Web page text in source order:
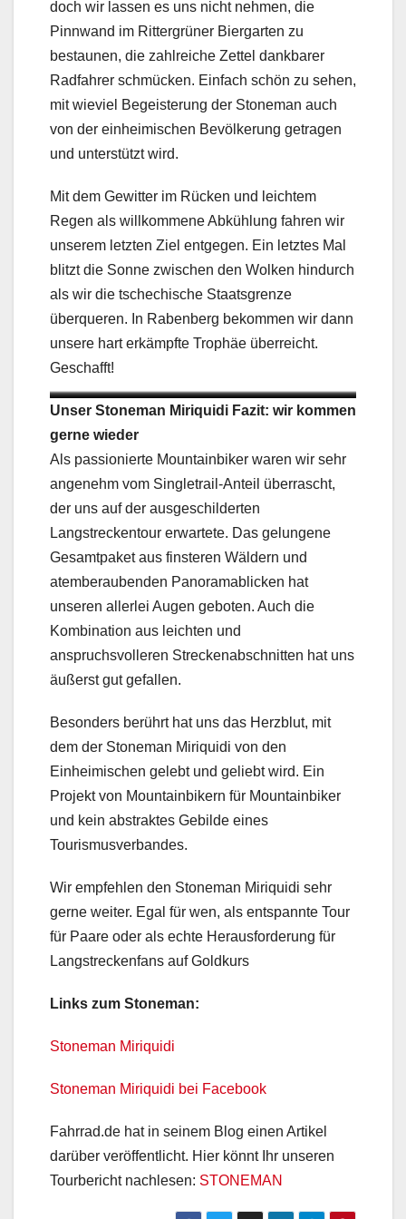
doch wir lassen es uns nicht nehmen, die
Pinnwand im Rittergrüner Biergarten zu
bestaunen, die zahlreiche Zettel dankbarer
Radfahrer schmücken. Einfach schön zu sehen,
mit wieviel Begeisterung der Stoneman auch
von der einheimischen Bevölkerung getragen
und unterstützt wird.
Mit dem Gewitter im Rücken und leichtem
Regen als willkommene Abkühlung fahren wir
unserem letzten Ziel entgegen. Ein letztes Mal
blitzt die Sonne zwischen den Wolken hindurch
als wir die tschechische Staatsgrenze
überqueren. In Rabenberg bekommen wir dann
unsere hart erkämpfte Trophäe überreicht.
Geschafft!
Apfeltankstelle Dankeszettel
Schotterweg Singletrail
Steinamann Stoneman-Logo
Unser Stoneman Miriquidi Fazit: wir kommen
gerne wieder
Als passionierte Mountainbiker waren wir sehr
angenehm vom Singletrail-Anteil überrascht,
der uns auf der ausgeschilderten
Langstreckentour erwartete. Das gelungene
Gesamtpaket aus finsteren Wäldern und
atemberaubenden Panoramablicken hat
unseren allerlei Augen geboten. Auch die
Kombination aus leichten und
anspruchsvolleren Streckenabschnitten hat uns
äußerst gut gefallen.
Besonders berührt hat uns das Herzblut, mit
dem der Stoneman Miriquidi von den
Einheimischen gelebt und geliebt wird. Ein
Projekt von Mountainbikern für Mountainbiker
und kein abstraktes Gebilde eines
Tourismusverbandes.
Wir empfehlen den Stoneman Miriquidi sehr
gerne weiter. Egal für wen, als entspannte Tour
für Paare oder als echte Herausforderung für
Langstreckenfans auf Goldkurs
Links zum Stoneman:
Stoneman Miriquidi
Stoneman Miriquidi bei Facebook
Fahrrad.de hat in seinem Blog einen Artikel
darüber veröffentlicht. Hier könnt Ihr unseren
Tourbericht nachlesen: STONEMAN